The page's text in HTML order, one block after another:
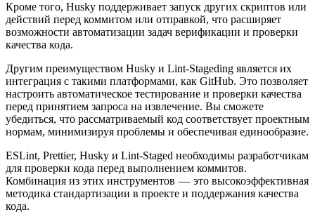
Кроме того, Husky поддерживает запуск других скриптов или
действий перед коммитом или отправкой, что расширяет
возможности автоматизации задач верификации и проверки
качества кода.
Другим преимуществом Husky и Lint-Stageding является их
интеграция с такими платформами, как GitHub. Это позволяет
настроить автоматическое тестирование и проверки качества
перед принятием запроса на извлечение. Вы сможете
убедиться, что рассматриваемый код соответствует проектным
нормам, минимизируя проблемы и обеспечивая единообразие.
ESLint, Prettier, Husky и Lint-Staged необходимы разработчикам
для проверки кода перед выполнением коммитов.
Комбинация из этих инструментов — это высокоэффективная
методика стандартизации в проекте и поддержания качества
кода.